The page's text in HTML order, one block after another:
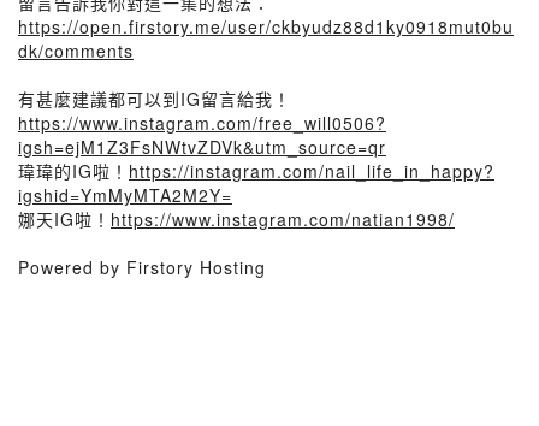
https://open.firstory.me/user/ckbyudz88d1ky0918mut0bu
dk/comments
有甚麼建議都可以到IG留言給我！
https://www.instagram.com/free_will0506?
igsh=ejM1Z3FsNWtvZDVk&utm_source=qr
瑋瑋的IG啦！ https://instagram.com/nail_life_in_happy?
igshid=YmMyMTA2M2Y=
娜天IG啦！ https://www.instagram.com/natian1998/
Powered by Firstory Hosting